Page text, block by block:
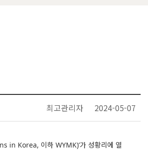
최고관리자 2024-05-07
in Korea, 이하 WYMK)’가 성황리에 열